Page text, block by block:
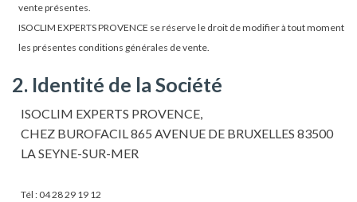
vente présentes.
ISOCLIM EXPERTS PROVENCE se réserve le droit de modifier à tout moment
les présentes conditions générales de vente.
2. Identité de la Société
ISOCLIM EXPERTS PROVENCE,
CHEZ BUROFACIL 865 AVENUE DE BRUXELLES 83500
LA SEYNE-SUR-MER
Tél : 04 28 29 19 12